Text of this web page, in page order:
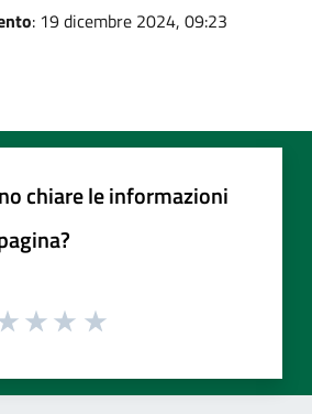
: 19 dicembre 2024, 09:23
chiare le informazioni